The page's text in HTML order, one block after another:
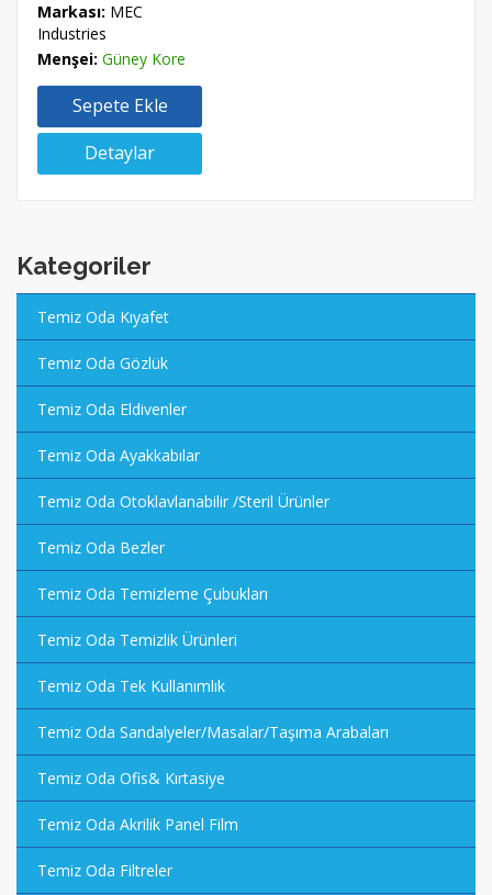
Markası: MEC
Industries
Menşei: Güney Kore
Sepete Ekle
Detaylar
Kategoriler
Temiz Oda Kıyafet
Temiz Oda Gözlük
Temiz Oda Eldivenler
Temiz Oda Ayakkabılar
Temiz Oda Otoklavlanabilir /Steril Ürünler
Temiz Oda Bezler
Temiz Oda Temizleme Çubukları
Temiz Oda Temizlik Ürünleri
Temiz Oda Tek Kullanımlık
Temiz Oda Sandalyeler/Masalar/Taşıma Arabaları
Temiz Oda Ofis& Kırtasiye
Temiz Oda Akrilik Panel Film
Temiz Oda Filtreler